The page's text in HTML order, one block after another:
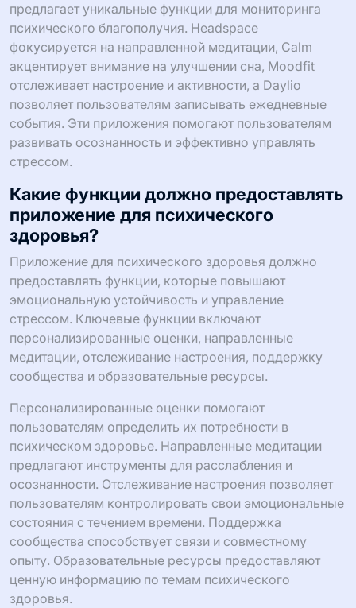
предлагает уникальные функции для мониторинга
психического благополучия. Headspace
фокусируется на направленной медитации, Calm
акцентирует внимание на улучшении сна, Moodfit
отслеживает настроение и активности, а Daylio
позволяет пользователям записывать ежедневные
события. Эти приложения помогают пользователям
развивать осознанность и эффективно управлять
стрессом.
Какие функции должно предоставлять
приложение для психического
здоровья?
Приложение для психического здоровья должно
предоставлять функции, которые повышают
эмоциональную устойчивость и управление
стрессом. Ключевые функции включают
персонализированные оценки, направленные
медитации, отслеживание настроения, поддержку
сообщества и образовательные ресурсы.
Персонализированные оценки помогают
пользователям определить их потребности в
психическом здоровье. Направленные медитации
предлагают инструменты для расслабления и
осознанности. Отслеживание настроения позволяет
пользователям контролировать свои эмоциональные
состояния с течением времени. Поддержка
сообщества способствует связи и совместному
опыту. Образовательные ресурсы предоставляют
ценную информацию по темам психического
здоровья.